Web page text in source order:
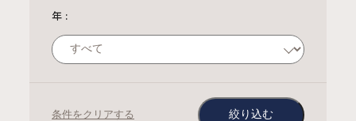
年 :
条件をクリアする